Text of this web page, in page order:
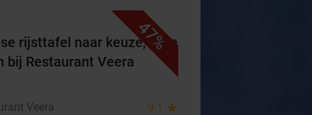
47%
rijsttafel naar keuze, af te
bij Restaurant Veera
Veera
9.1 star